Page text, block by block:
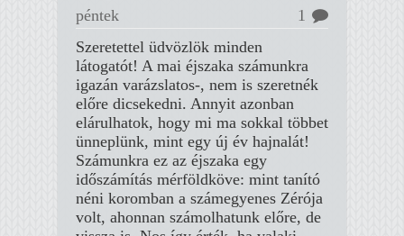
péntek
1
Szeretettel üdvözlök minden
látogatót! A mai éjszaka számunkra
igazán varázslatos-, nem is szeretnék
előre dicsekedni. Annyit azonban
elárulhatok, hogy mi ma sokkal többet
ünneplünk, mint egy új év hajnalát!
Számunkra ez az éjszaka egy
időszámítás mérföldköve: mint tanító
néni koromban a számegyenes Zérója
volt, ahonnan számolhatunk előre, de